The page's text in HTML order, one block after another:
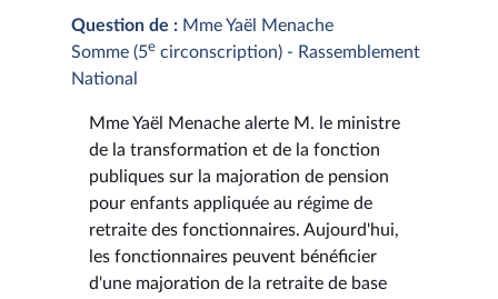
Question de : Mme Yaël Menache
Somme (5e circonscription) - Rassemblement
National
Mme Yaël Menache alerte M. le ministre
de la transformation et de la fonction
publiques sur la majoration de pension
pour enfants appliquée au régime de
retraite des fonctionnaires. Aujourd'hui,
les fonctionnaires peuvent bénéficier
d'une majoration de la retraite de base